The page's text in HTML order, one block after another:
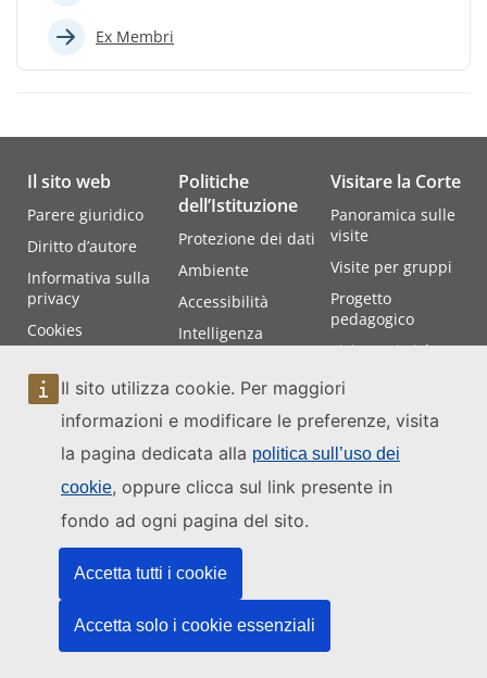
Il sito utilizza cookie. Per maggiori
informazioni e modificare le preferenze, visita
la pagina dedicata alla politica sull’uso dei
cookie, oppure clicca sul link presente in
fondo ad ogni pagina del sito.
Accetta tutti i cookie
Accetta solo i cookie essenziali
Ex Membri
Il sito web
Parere giuridico
Diritto d’autore
Informativa sulla
privacy
Cookies
del sito
Accessibilità del
Mappa del sito
Politiche
dell’Istituzione
Protezione dei dati
Ambiente
Accessibilità
Intelligenza
Visitare la Corte
Panoramica sulle
visite
Visite per gruppi
Progetto
pedagogico
Visite turistiche
Visite delle opere
Come arrivare alla
Corte
Assistere alle
Contatti